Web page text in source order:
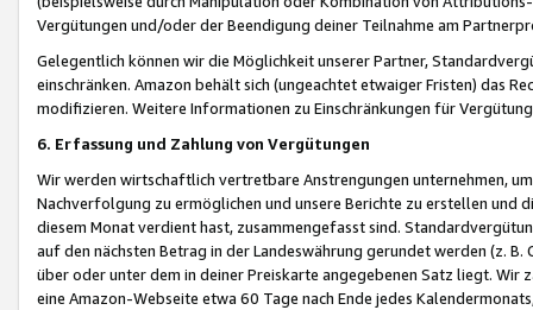
Vergütungen und/oder der Beendigung deiner Teilnahme am
Gelegentlich können wir die Möglichkeit unserer Partner,
einschränken. Amazon behält sich (ungeachtet etwaiger Fristen) das
modifizieren. Weitere Informationen zu Einschränkungen für
6. Erfassung und Zahlung von Vergütungen
Wir werden wirtschaftlich vertretbare Anstrengungen unternehmen,
Nachverfolgung zu ermöglichen und unsere Berichte zu erstellen und
diesem Monat verdient hast, zusammengefasst sind.
auf den nächsten Betrag in der Landeswährung gerundet werden (z.
über oder unter dem in deiner Preiskarte angegebenen Satz liegt.
eine Amazon-Webseite etwa 60 Tage nach Ende jedes